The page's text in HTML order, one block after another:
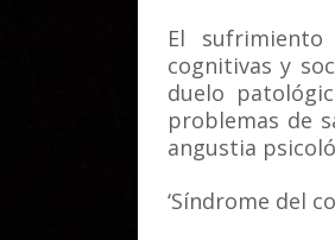
El sufrimiento
cognitivas y
duelo
problemas de
angustia
‘Síndrome del